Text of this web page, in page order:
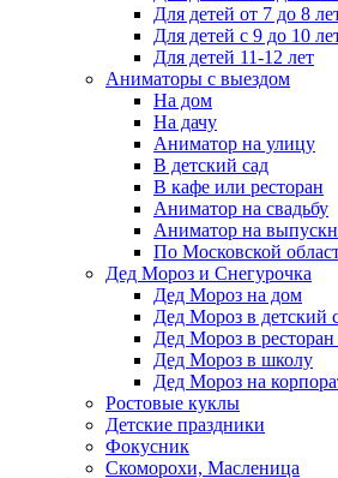
Для детей от 7 до 8
Для детей с 9 до 10
Для детей 11-12 лет
Аниматоры с выездом
На дом
На дачу
Аниматор на улицу
В детский сад
В кафе или ресторан
Аниматор на свадьбу
Аниматор на
По Московской
Дед Мороз и Снегурочка
Дед Мороз на дом
Дед Мороз в детский
Дед Мороз в
Дед Мороз в школу
Дед Мороз на
Ростовые куклы
Детские праздники
Фокусник
Скоморохи, Масленица